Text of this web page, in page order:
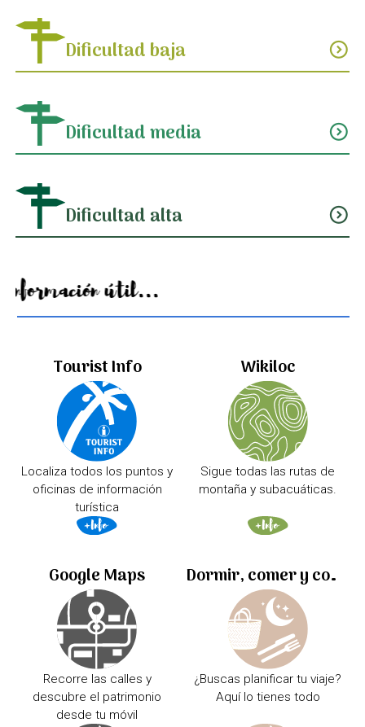
Dificultad baja expand_circle_down
Dificultad media expand_circle_down
Dificultad alta expand_circle_down
Información útil...
Tourist Info
Localiza todos los puntos y
oficinas de información
turística
Wikiloc
Sigue todas las rutas de
montaña y subacuáticas.
Google Maps
Recorre las calles y
descubre el patrimonio
desde tu móvil
Dormir, comer y comprar
¿Buscas planificar tu viaje?
Aquí lo tienes todo